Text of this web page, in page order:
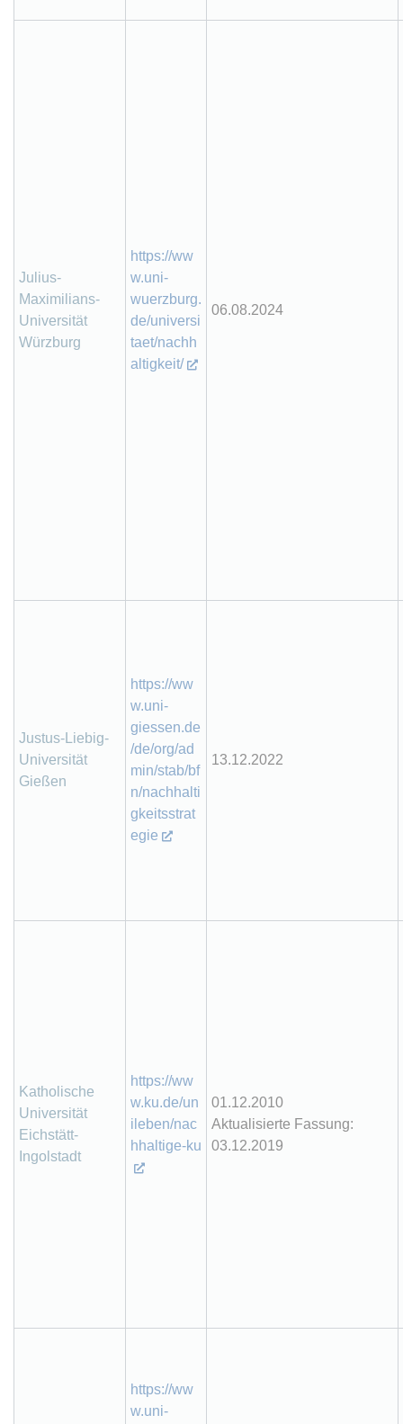
Julius-
Maximilians-
Universität
Würzburg
https://ww
w.uni-
wuerzburg.
de/universi
taet/nachh
altigkeit/
06.08.2024
Justus-Liebig-
Universität
Gießen
https://ww
w.uni-
giessen.de
/de/org/ad
min/stab/bf
n/nachhalti
gkeitsstrat
egie
13.12.2022
Katholische
Universität
Eichstätt-
Ingolstadt
https://ww
w.ku.de/un
ileben/nac
hhaltige-ku
01.12.2010
Aktualisierte Fassung:
03.12.2019
https://ww
w.uni-